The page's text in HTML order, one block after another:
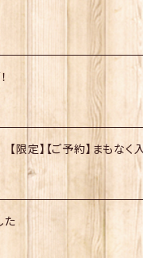
】【ご予約】まもなく
た